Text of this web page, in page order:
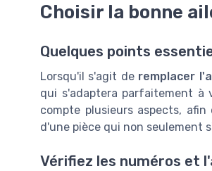
Choisir la bonne
Quelques points
Lorsqu'il s'agit de remplacer
qui s'adaptera parfaitement à
compte plusieurs aspects,
d'une pièce qui non seulement
Vérifiez les numéros et